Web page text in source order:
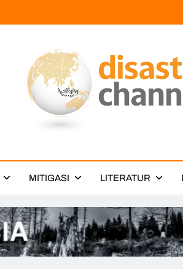
Channel
MITIGASI LITERATUR